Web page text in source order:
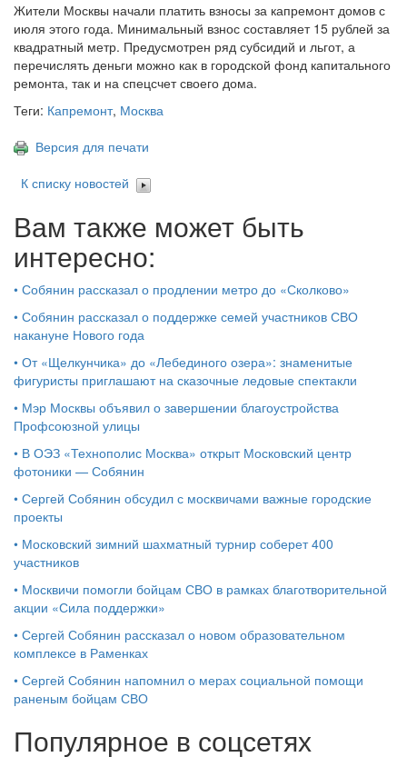
Жители Москвы начали платить взносы за капремонт домов с
июля этого года. Минимальный взнос составляет 15 рублей за
квадратный метр. Предусмотрен ряд субсидий и льгот, а
перечислять деньги можно как в городской фонд капитального
ремонта, так и на спецсчет своего дома.
Теги: Капремонт, Москва
Версия для печати
К списку новостей
Вам также может быть
интересно:
• Собянин рассказал о продлении метро до «Сколково»
• Собянин рассказал о поддержке семей участников СВО
накануне Нового года
• От «Щелкунчика» до «Лебединого озера»: знаменитые
фигуристы приглашают на сказочные ледовые спектакли
• Мэр Москвы объявил о завершении благоустройства
Профсоюзной улицы
• В ОЭЗ «Технополис Москва» открыт Московский центр
фотоники — Собянин
• Сергей Собянин обсудил с москвичами важные городские
проекты
• Московский зимний шахматный турнир соберет 400
участников
• Москвичи помогли бойцам СВО в рамках благотворительной
акции «Сила поддержки»
• Сергей Собянин рассказал о новом образовательном
комплексе в Раменках
• Сергей Собянин напомнил о мерах социальной помощи
раненым бойцам СВО
Популярное в соцсетях